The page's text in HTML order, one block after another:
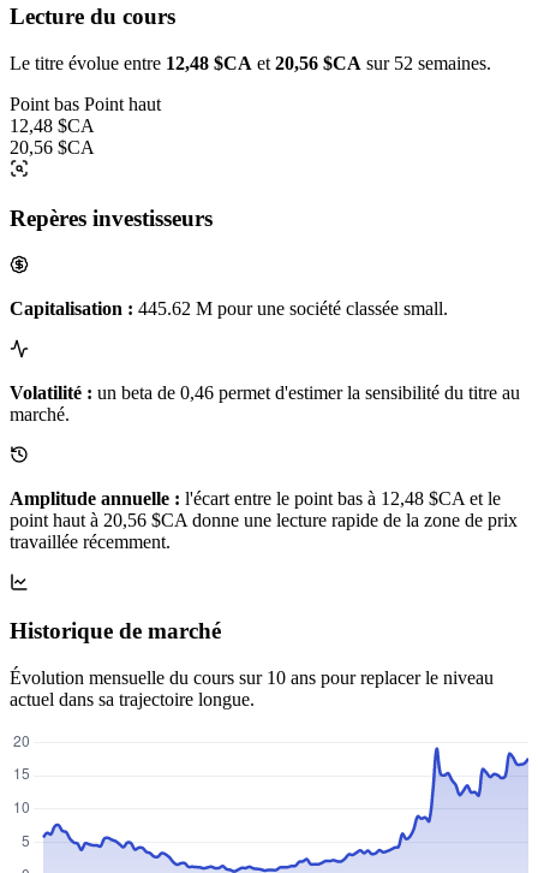
Lecture du cours
Le titre évolue entre 12,48 $CA et 20,56 $CA sur 52 semaines.
Point bas Point haut
12,48 $CA
20,56 $CA
Repères investisseurs
Capitalisation : 445.62 M pour une société classée small.
Volatilité : un beta de 0,46 permet d'estimer la sensibilité du titre au
marché.
Amplitude annuelle : l'écart entre le point bas à 12,48 $CA et le
point haut à 20,56 $CA donne une lecture rapide de la zone de prix
travaillée récemment.
Historique de marché
Évolution mensuelle du cours sur 10 ans pour replacer le niveau
actuel dans sa trajectoire longue.